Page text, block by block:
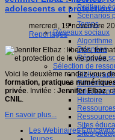
Politique
Scénarios
Temps
Réseaux sociaux
Algorithme
Données
Réseaux
Sélection de
Education
Education
Histoire
Sites
Sites
adolescents et protection
mercredi, 19 novembre
Reportages
Voici le deuxième rendez-vous
formation, pratiques
privée. Invitée : Jennifer Elbaz,
CNIL.
En savoir plus...
Les Webinaires Educavox